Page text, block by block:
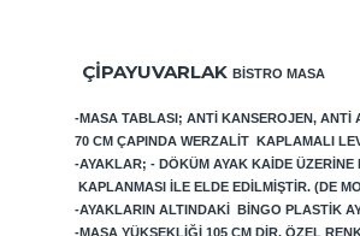
ÇIPAYUVARLAK BISTRO MASA
-MASA TABLASI; ANTI KANSEROJEN, ANTI
70 CM ÇAPINDA WERZALIT KAPLAMALI
-AYAKLAR; - DÖKÜM AYAK KAIDE
KAPLANMASI ILE ELDE EDILMIŞTIR. (DE
-AYAKLARIN ALTINDAKI BINGO PLASTIK
-MASA YÜKSEKLIĞI 105 CM DIR. ÖZEL